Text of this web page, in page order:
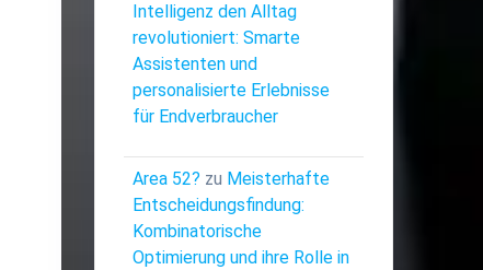
Intelligenz den Alltag
revolutioniert: Smarte
Assistenten und
personalisierte Erlebnisse
für Endverbraucher
Area 52? zu Meisterhafte
Entscheidungsfindung:
Kombinatorische
Optimierung und ihre Rolle in